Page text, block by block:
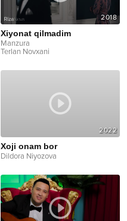
2018
Xiyonat qilmadim
Manzura
Terlan Novxani
2022
Xoji onam bor
Dildora Niyozova